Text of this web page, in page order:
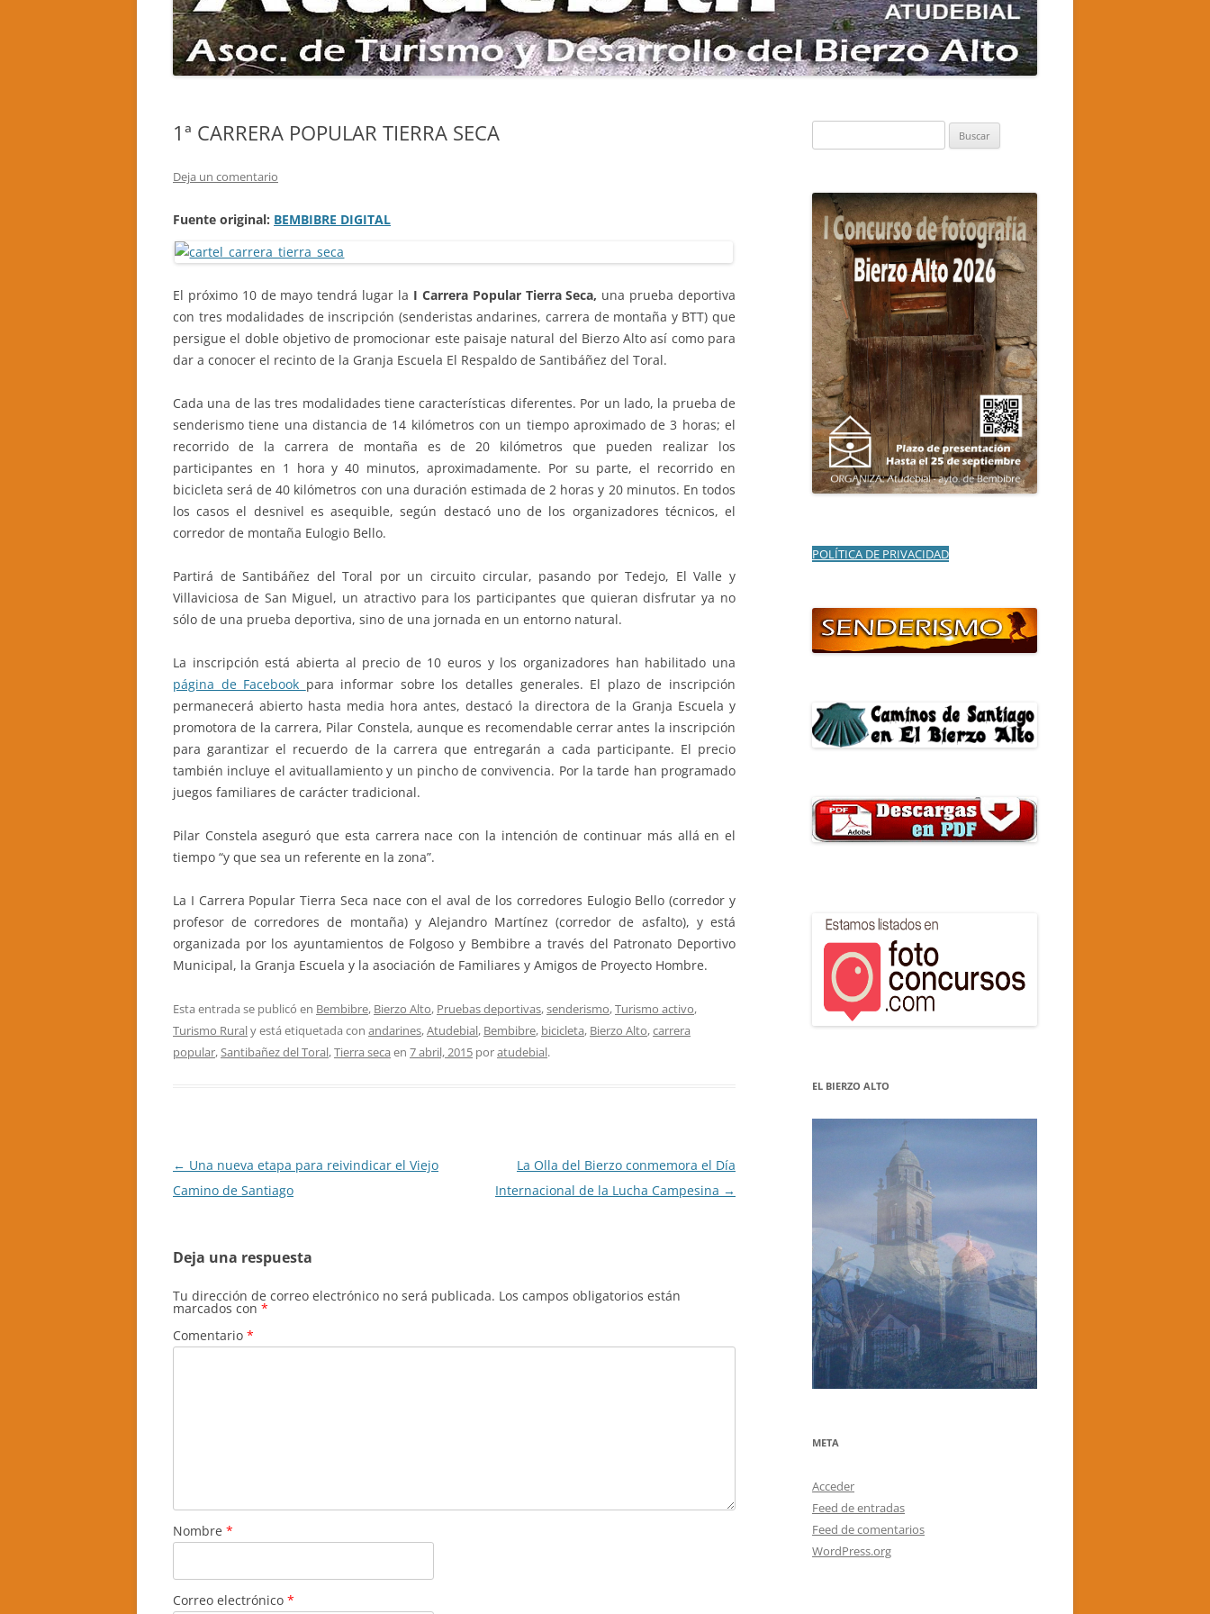
CASA RURAL LA TRALLERA
CASA RURAL LA GORTINA
CASA RURAL EL MIRADOR DEL
MADREÑAS ROJAS
CASA RURAL BEGOÑA
CASA RURAL EL SARDÓN II
CASA RURAL ABUELO GRACIANO
CASA RURAL LA CURUJA
CASA RURAL LA CANDEA
CASA RURAL LA CALZADA REAL
CASA RURAL CASA BELARMINO
“EL AGUZO”
EL ALCORNOCAL DE COBRANA
DE COLINAS AL CAMPO DE
SANTIAGO
GISTREDO
RUTA DE LOS PETROGLIFOS DE
CASTROPODAME
1ª CARRERA POPULAR TIERRA SECA
Deja un comentario
Fuente original: BEMBIBRE DIGITAL
El próximo 10 de mayo tendrá lugar la I Carrera Popular Tierra Seca, una prueba deportiva
con tres modalidades de inscripción (senderistas andarines, carrera de montaña y BTT) que
persigue el doble objetivo de promocionar este paisaje natural del Bierzo Alto así como para
dar a conocer el recinto de la Granja Escuela El Respaldo de Santibáñez del Toral.
Cada una de las tres modalidades tiene características diferentes. Por un lado, la prueba de
senderismo tiene una distancia de 14 kilómetros con un tiempo aproximado de 3 horas; el
recorrido de la carrera de montaña es de 20 kilómetros que pueden realizar los
participantes en 1 hora y 40 minutos, aproximadamente. Por su parte, el recorrido en
bicicleta será de 40 kilómetros con una duración estimada de 2 horas y 20 minutos. En todos
los casos el desnivel es asequible, según destacó uno de los organizadores técnicos, el
corredor de montaña Eulogio Bello.
Partirá de Santibáñez del Toral por un circuito circular, pasando por Tedejo, El Valle y
Villaviciosa de San Miguel, un atractivo para los participantes que quieran disfrutar ya no
sólo de una prueba deportiva, sino de una jornada en un entorno natural.
La inscripción está abierta al precio de 10 euros y los organizadores han habilitado una
página de Facebook para informar sobre los detalles generales. El plazo de inscripción
permanecerá abierto hasta media hora antes, destacó la directora de la Granja Escuela y
promotora de la carrera, Pilar Constela, aunque es recomendable cerrar antes la inscripción
para garantizar el recuerdo de la carrera que entregarán a cada participante. El precio
también incluye el avituallamiento y un pincho de convivencia. Por la tarde han programado
juegos familiares de carácter tradicional.
Pilar Constela aseguró que esta carrera nace con la intención de continuar más allá en el
tiempo “y que sea un referente en la zona”.
La I Carrera Popular Tierra Seca nace con el aval de los corredores Eulogio Bello (corredor y
profesor de corredores de montaña) y Alejandro Martínez (corredor de asfalto), y está
organizada por los ayuntamientos de Folgoso y Bembibre a través del Patronato Deportivo
Municipal, la Granja Escuela y la asociación de Familiares y Amigos de Proyecto Hombre.
Esta entrada se publicó en Bembibre, Bierzo Alto, Pruebas deportivas,senderismo,Turismo activo,
Turismo Ruraly está etiquetada con andarines,Atudebial, Bembibre, bicicleta, Bierzo Alto,carrera
popular,Santibañez del Toral,Tierra seca en 7 abril, 2015 poratudebial.
Navegación
de
← Una nueva etapa para reivindicar el Viejo
Camino de Santiago
La Olla del Bierzo conmemora el Día
Internacional de la Lucha Campesina →
Deja una respuesta
Tu dirección de correo electrónico no será publicada. Los campos obligatorios están
marcados con *
Comentario *
Nombre *
Correo electrónico *
POLÍTICA DE PRIVACIDAD
EL BIERZO ALTO
META
Acceder
Feed de entradas
Feed de comentarios
WordPress.org